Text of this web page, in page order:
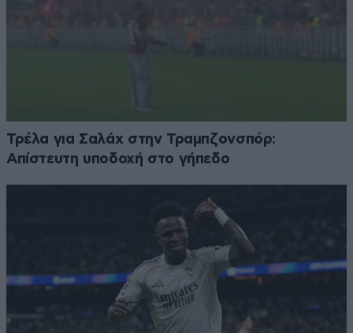
Τρέλα για Σαλάχ στην Τραμπζονσπόρ:
Απίστευτη υποδοχή στο γήπεδο